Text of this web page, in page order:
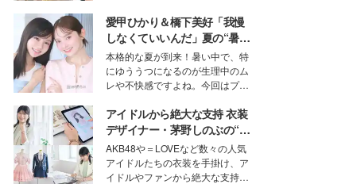
ションの完成度を高めるベースと
して、“髪そのものの美しさ”に改
めて注目する人が増えている様
子。今回は、そんな憧れの艶やか
な髪を日常で叶える、美容好きの
女性たちのヘアケア事情を紹介し
ます。
愛甲ひかり＆橋下美好「我慢
しなくていいんだ」夏の“暑さ
対策”の新しい選択肢とは？
本格的な夏が到来！暑い中で、特
にゆううつになるのが生理中のム
レや不快感ですよね。今回はプラ
モデル・愛甲ひかりさんと橋下美
好さんを迎えて本音で女子会トー
ク。猛暑のお出かけを快適に過ご
すヒントや、2人が感動した夏の
生理の新常識にも迫りました。
アイドルから絶大な支持 衣装
デザイナー・茅野しのぶの“可
愛い”を作る美学＜「シチズン
クロスシー」インタビュー＞
AKB48や＝LOVEなど数々の人気
アイドルたちの衣装を手掛け、ア
イドルやファンから絶大な支持を